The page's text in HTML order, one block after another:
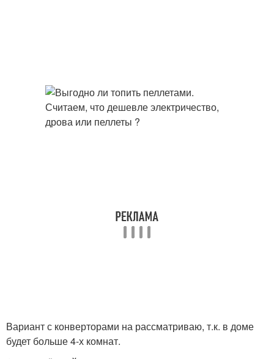
Вариант с конверторами на рассматриваю, т.к. в доме
будет больше 4-х комнат.